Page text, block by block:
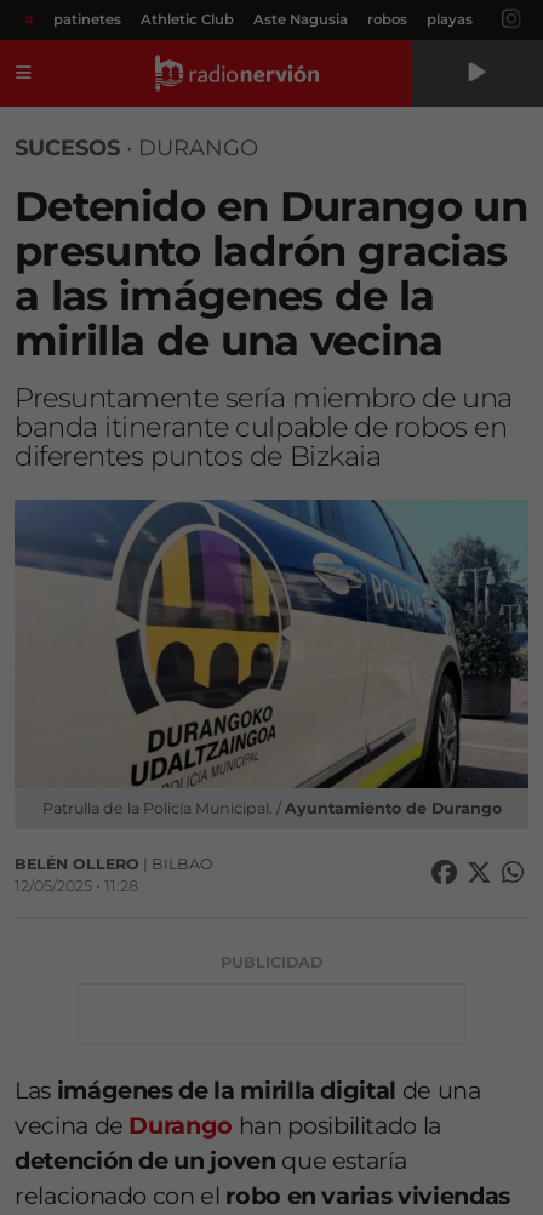
# patinetes Athletic Club Aste Nagusia robos playas
SUCESOS • DURANGO
Detenido en Durango un
presunto ladrón gracias
a las imágenes de la
mirilla de una vecina
Presuntamente sería miembro de una
banda itinerante culpable de robos en
diferentes puntos de Bizkaia
Patrulla de la Policía Municipal. / Ayuntamiento de Durango
BELÉN OLLERO | BILBAO
12/05/2025 • 11:28
PUBLICIDAD
Las imágenes de la mirilla digital de una
vecina de Durango han posibilitado la
detención de un joven que estaría
relacionado con el robo en varias viviendas